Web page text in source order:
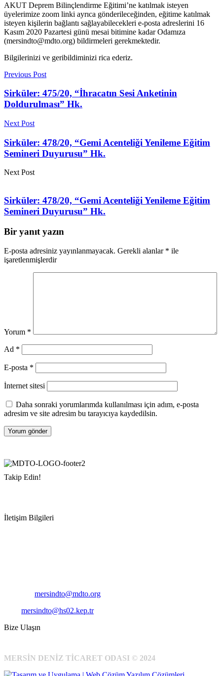
AKUT Deprem Bilinçlendirme Eğitimi’ne katılmak isteyen
üyelerimize zoom linki ayrıca gönderileceğinden, eğitime katılmak
isteyen kişilerin bağlantı sağlayabilecekleri e-posta adreslerini 16
Kasım 2020 Pazartesi günü mesai bitimine kadar Odamıza
(mersindto@mdto.org) bildirmeleri gerekmektedir.
Bilgilerinizi ve geribildiminizi rica ederiz.
Previous Post
Sirküler: 475/20, “İhracatın Sesi Anketinin
Doldurulması” Hk.
Next Post
Sirküler: 478/20, “Gemi Acenteliği Yenileme Eğitim
Semineri Duyurusu” Hk.
Next Post
Sirküler: 478/20, “Gemi Acenteliği Yenileme Eğitim
Semineri Duyurusu” Hk.
Bir yanıt yazın
E-posta adresiniz yayınlanmayacak. Gerekli alanlar * ile
işaretlenmişlerdir
Yorum *
Ad *
E-posta *
İnternet sitesi
Daha sonraki yorumlarımda kullanılması için adım, e-posta
adresim ve site adresim bu tarayıcıya kaydedilsin.
Takip Edin!
İletişim Bilgileri
mersindto@mdto.org
mersindto@hs02.kep.tr
Bize Ulaşın
MERSİN DENİZ TİCARET ODASI © 2024